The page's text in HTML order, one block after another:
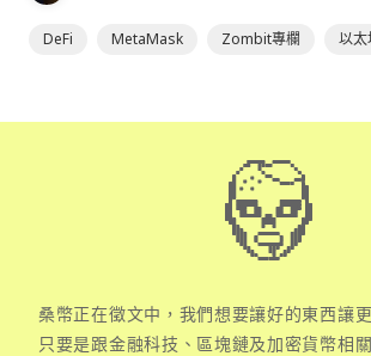
DeFi MetaMask Zombit專欄 以太
桑幣正在徵文中，我們想要讓好的東西讓
只要是跟金融科技、區塊鏈及加密貨幣相